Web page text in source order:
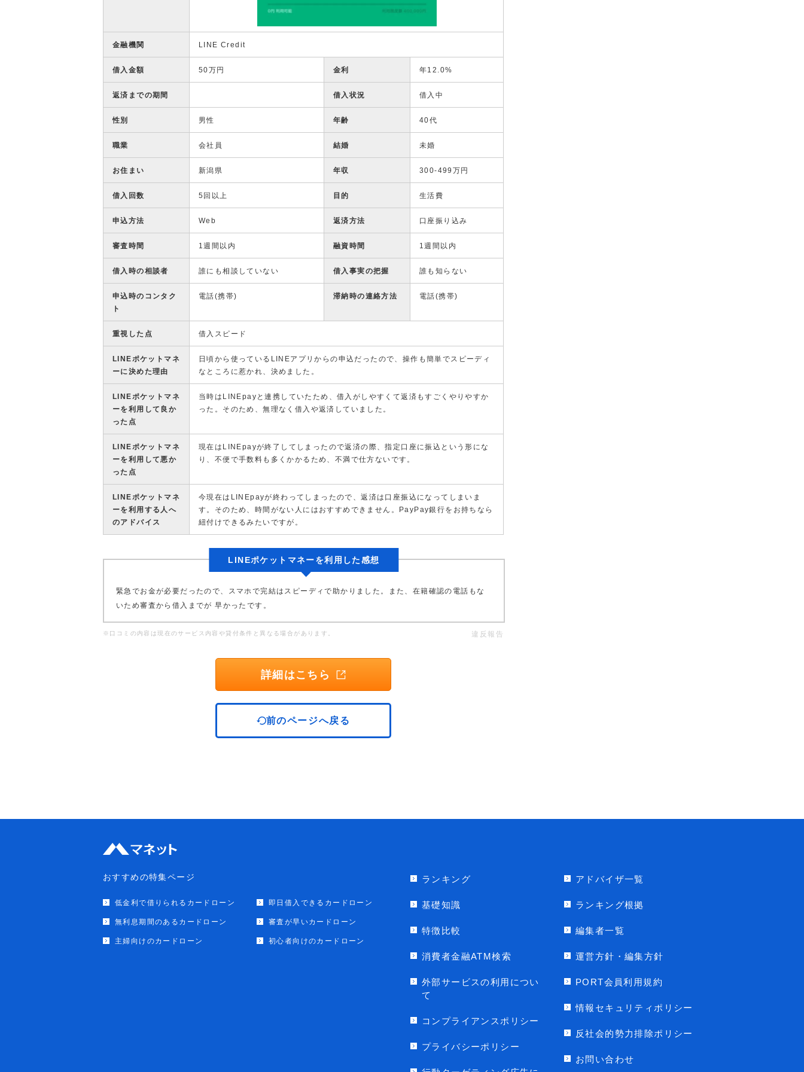
金融機関 LINE Credit
借入金額 50万円 金利 年12.0%
返済までの期間 借入状況 借入中
性別 男性 年齢 40代
職業 会社員 結婚 未婚
お住まい 新潟県 年収 300-499万円
借入回数 5回以上 目的 生活費
申込方法 Web 返済方法 口座振り込み
審査時間 1週間以内 融資時間 1週間以内
借入時の相談者 誰にも相談していない 借入事実の把握 誰も知らない
申込時のコンタク
ト
電話(携帯) 滞納時の連絡方法 電話(携帯)
重視した点 借入スピード
LINEポケットマネ
ーに決めた理由
日頃から使っているLINEアプリからの申込だったので、操作も簡単でスピーディ
なところに惹かれ、決めました。
LINEポケットマネ
ーを利用して良か
った点
当時はLINEpayと連携していたため、借入がしやすくて返済もすごくやりやすか
った。そのため、無理なく借入や返済していました。
LINEポケットマネ
ーを利用して悪か
った点
現在はLINEpayが終了してしまったので返済の際、指定口座に振込という形にな
り、不便で手数料も多くかかるため、不満で仕方ないです。
LINEポケットマネ
ーを利用する人へ
のアドバイス
今現在はLINEpayが終わってしまったので、返済は口座振込になってしまいま
す。そのため、時間がない人にはおすすめできません。PayPay銀行をお持ちなら
紐付けできるみたいですが。
LINEポケットマネーを利用した感想
緊急でお金が必要だったので、スマホで完結はスピーディで助かりました。また、在籍確認の電話もな
いため審査から借入までが 早かったです。
※口コミの内容は現在のサービス内容や貸付条件と異なる場合があります。 違反報告
詳細はこちら
前のページへ戻る
おすすめの特集ページ
低金利で借りられるカードローン 即日借入できるカードローン
無利息期間のあるカードローン 審査が早いカードローン
主婦向けのカードローン 初心者向けのカードローン
ランキング
基礎知識
特徴比較
消費者金融ATM検索
外部サービスの利用につい
て
コンプライアンスポリシー
プライバシーポリシー
アドバイザ一覧
ランキング根拠
編集者一覧
運営方針・編集方針
PORT会員利用規約
情報セキュリティポリシー
反社会的勢力排除ポリシー
お問い合わせ